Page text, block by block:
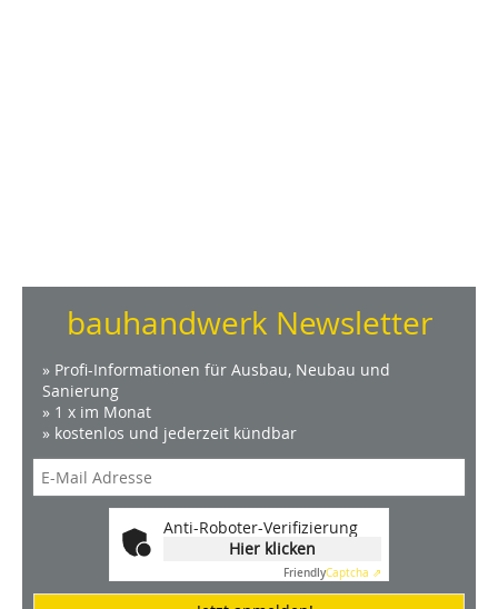
bauhandwerk Newsletter
» Profi-Informationen für Ausbau, Neubau und
Sanierung
» 1 x im Monat
» kostenlos und jederzeit kündbar
Anti-Roboter-Verifizierung
Hier klicken
FriendlyCaptcha ⇗